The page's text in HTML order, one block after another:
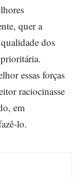
quer a
dos
essas forças
raciocinasse
em
lo.